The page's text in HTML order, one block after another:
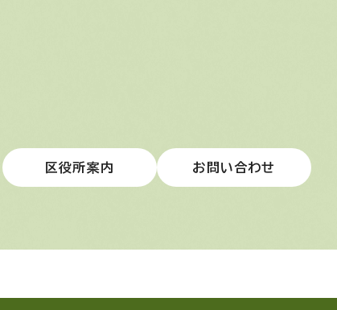
区役所案内 お問い合わせ